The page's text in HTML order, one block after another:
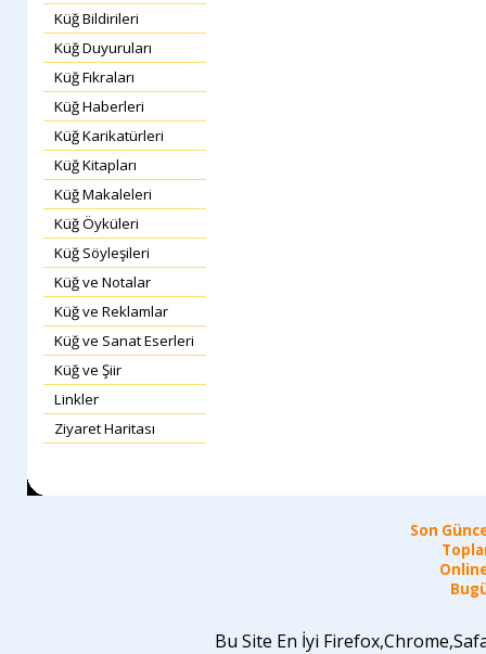
Küğ Bildirileri
Küğ Duyuruları
Küğ Fıkraları
Küğ Haberleri
Küğ Karikatürleri
Küğ Kitapları
Küğ Makaleleri
Küğ Öyküleri
Küğ Söyleşileri
Küğ ve Notalar
Küğ ve Reklamlar
Küğ ve Sanat Eserleri
Küğ ve Şiir
Linkler
Ziyaret Haritası
Son
Bu Site En İyi